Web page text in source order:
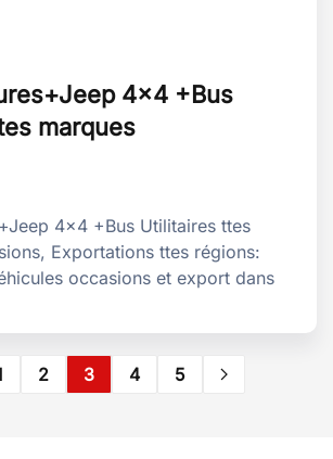
4x4 +Bus
marques
4x4 +Bus Utilitaires ttes
Exportations ttes régions:
occasions et export dans
2 3 4 5